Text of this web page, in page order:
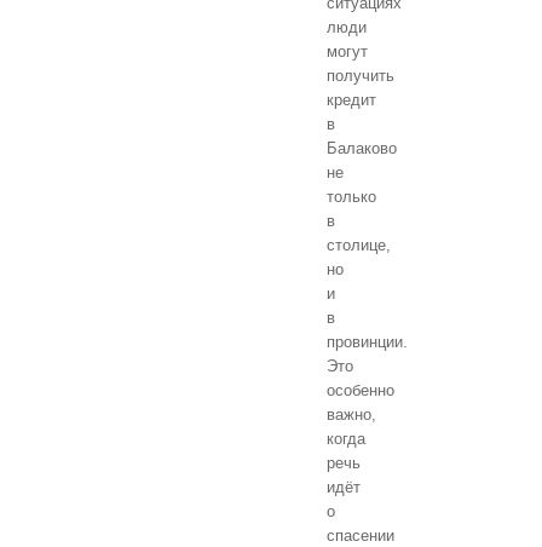
люди
могут
получить
кредит
в
Балаково
не
только
в
столице,
но
и
в
провинции.
Это
особенно
важно,
когда
речь
идёт
о
спасении